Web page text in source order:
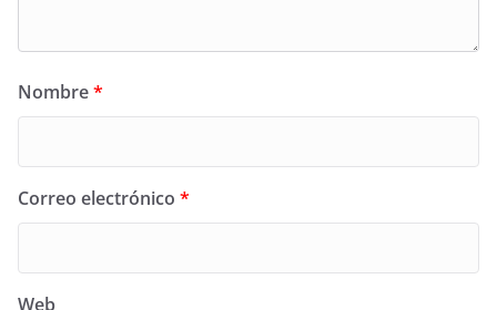
Nombre*
Correo electrónico *
Web